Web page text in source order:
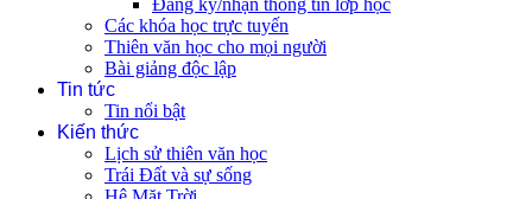
Đăng ký/nhận thông tin lớp học
Các khóa học trực tuyến
Thiên văn học cho mọi người
Bài giảng độc lập
Tin tức
Tin nổi bật
Kiến thức
Lịch sử thiên văn học
Trái Đất và sự sống